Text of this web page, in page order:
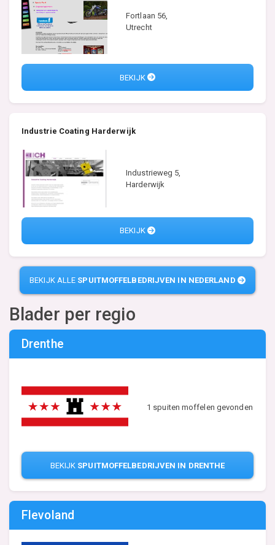
Fortlaan 56,
Utrecht
BEKIJK
Industrie Coating Harderwijk
Industrieweg 5,
Harderwijk
BEKIJK
BEKIJK ALLE SPUITMOFFELBEDRIJVEN IN NEDERLAND
Blader per regio
Drenthe
1 spuiten moffelen gevonden
BEKIJK SPUITMOFFELBEDRIJVEN IN DRENTHE
Flevoland